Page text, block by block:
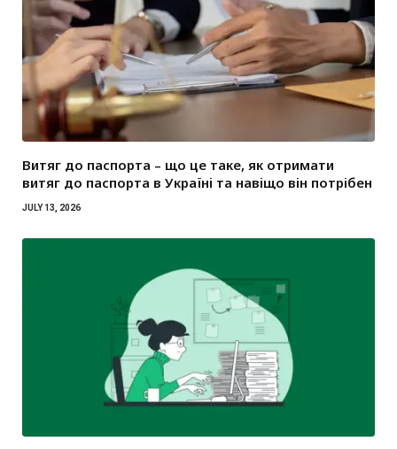
Витяг до паспорта – що це таке, як отримати
витяг до паспорта в Україні та навіщо він потрібен
JULY 13, 2026